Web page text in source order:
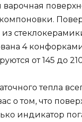
варочная
из
4
от 145 до
тепла
о том, что
индикатор